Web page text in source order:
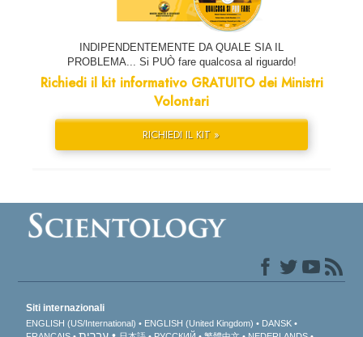
INDIPENDENTEMENTE DA QUALE SIA IL
PROBLEMA... Si PUÒ fare qualcosa al riguardo!
Richiedi il kit informativo GRATUITO dei Ministri
Volontari
RICHIEDI IL KIT »
Siti internazionali
ENGLISH (US/International) ENGLISH (United Kingdom)
DANSK